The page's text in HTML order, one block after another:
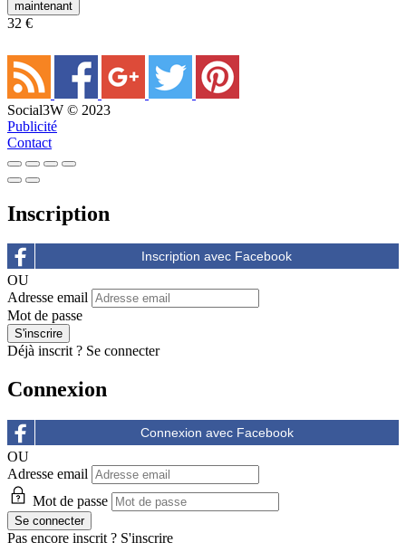
maintenant
32 €
Social3W © 2023
Publicité
Contact
Inscription
OU
Adresse email
Mot de passe
Déjà inscrit ? Se connecter
Connexion
OU
Adresse email
Mot de passe
Pas encore inscrit ? S'inscrire